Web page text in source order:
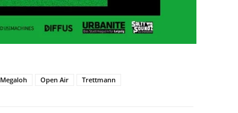
Megaloh Open Air Trettmann